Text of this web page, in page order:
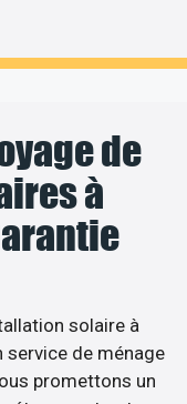
de
à
solaire à
de ménage
promettons un